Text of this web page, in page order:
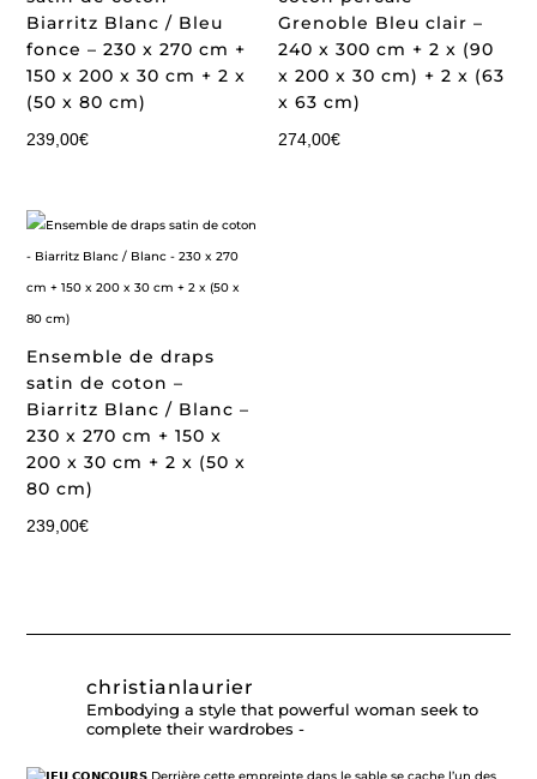
Biarritz Blanc / Bleu
fonce – 230 x 270 cm +
150 x 200 x 30 cm + 2 x
(50 x 80 cm)
239,00€
Grenoble Bleu clair –
240 x 300 cm + 2 x (90
x 200 x 30 cm) + 2 x (63
x 63 cm)
274,00€
Ensemble de draps
satin de coton –
Biarritz Blanc / Blanc –
230 x 270 cm + 150 x
200 x 30 cm + 2 x (50 x
80 cm)
239,00€
christianlaurier
Embodying a style that powerful woman seek to
complete their wardrobes -